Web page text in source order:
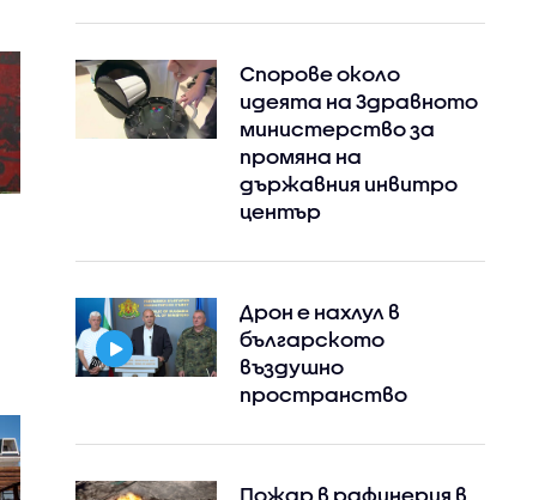
Спорове около
идеята на Здравното
министерство за
промяна на
държавния инвитро
център
Дрон е нахлул в
българското
въздушно
пространство
Пожар в рафинерия в